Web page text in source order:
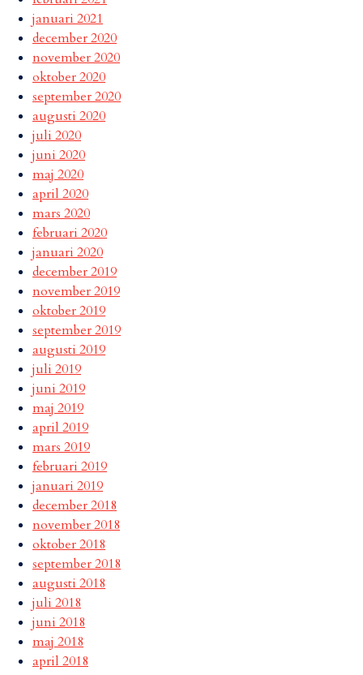
januari 2021
december 2020
november 2020
oktober 2020
september 2020
augusti 2020
juli 2020
juni 2020
maj 2020
april 2020
mars 2020
februari 2020
januari 2020
december 2019
november 2019
oktober 2019
september 2019
augusti 2019
juli 2019
juni 2019
maj 2019
april 2019
mars 2019
februari 2019
januari 2019
december 2018
november 2018
oktober 2018
september 2018
augusti 2018
juli 2018
juni 2018
maj 2018
april 2018